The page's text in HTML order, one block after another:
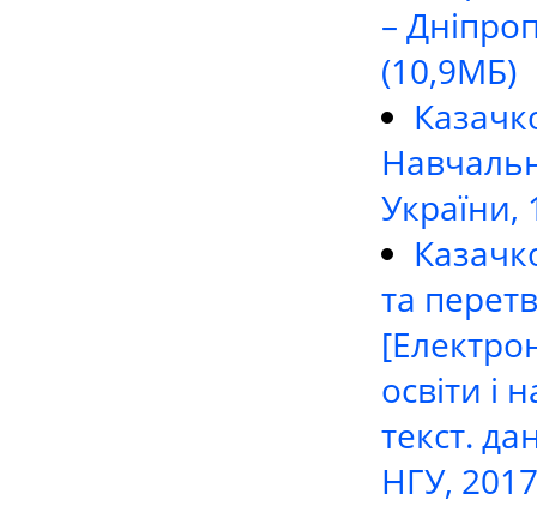
–
(10,9МБ)
України,
та
освіти і
текст.
НГУ,